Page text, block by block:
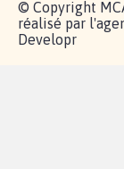
© Copyright
réalisé par
Developr